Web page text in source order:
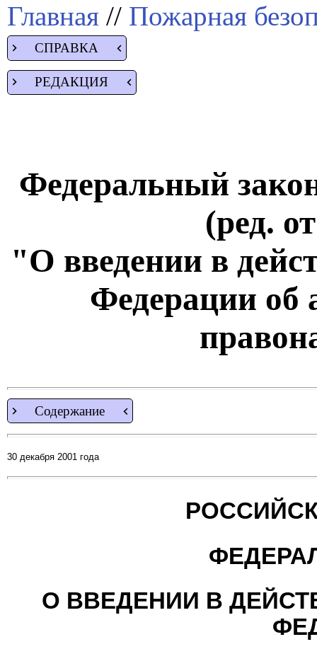
Главная // Пожарная
СПРАВКА
РЕДАКЦИЯ
Федеральный
(ред.
"О введении в
Федерации об
Содержание
30 декабря 2001 года
О ВВЕДЕНИИ В